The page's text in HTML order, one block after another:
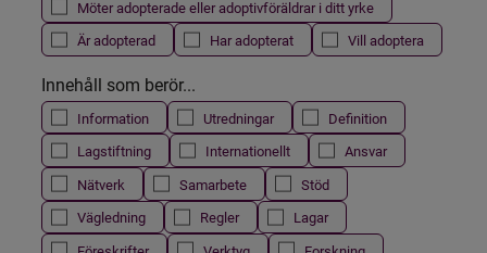
Möter adopterade eller adoptivföräldrar i ditt yrke
Är adopterad
Har adopterat Vill adoptera
Innehåll som berör...
Information Utredningar
Definition
Lagstiftning
Internationellt
Ansvar
Nätverk
Samarbete
Stöd
Vägledning
Regler
Lagar